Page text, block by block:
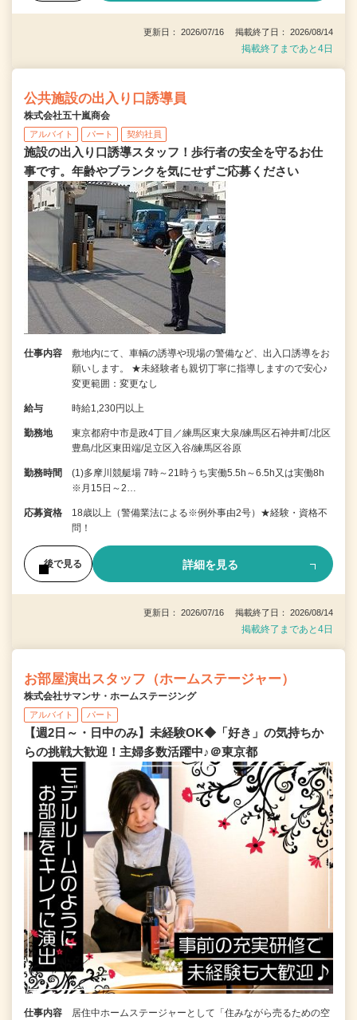
更新日： 2026/07/16 掲載終了日： 2026/08/14
掲載終了まであと4日
公共施設の出入り口誘導員
株式会社五十嵐商会
アルバイト パート 契約社員
施設の出入り口誘導スタッフ！歩行者の安全を守るお仕
事です。年齢やブランクを気にせずご応募ください
仕事内容
敷地内にて、車輌の誘導や現場の警備など、出入口誘導をお
願いします。 ★未経験者も親切丁寧に指導しますので安心♪
変更範囲：変更なし
給与 時給1,230円以上
勤務地
東京都府中市是政4丁目／練馬区東大泉/練馬区石神井町/北区
豊島/北区東田端/足立区入谷/練馬区谷原
勤務時間
(1)多摩川競艇場 7時～21時うち実働5.5h～6.5h又は実働8h
※月15日～2…
応募資格
18歳以上（警備業法による※例外事由2号）★経験・資格不
問！
後で見る 詳細を見る
更新日： 2026/07/16 掲載終了日： 2026/08/14
掲載終了まであと4日
お部屋演出スタッフ（ホームステージャー）
株式会社サマンサ・ホームステージング
アルバイト パート
【週2日～・日中のみ】未経験OK◆「好き」の気持ちか
らの挑戦大歓迎！主婦多数活躍中♪＠東京都
仕事内容
居住中ホームステージャーとして「住みながら売るための空